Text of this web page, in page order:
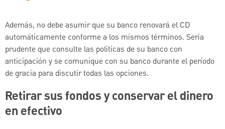
Además, no debe asumir que su banco renovará el CD
automáticamente conforme a los mismos términos. Sería
prudente que consulte las políticas de su banco con
anticipación y se comunique con su banco durante el período
de gracia para discutir todas las opciones.
Retirar sus fondos y conservar el dinero
en efectivo